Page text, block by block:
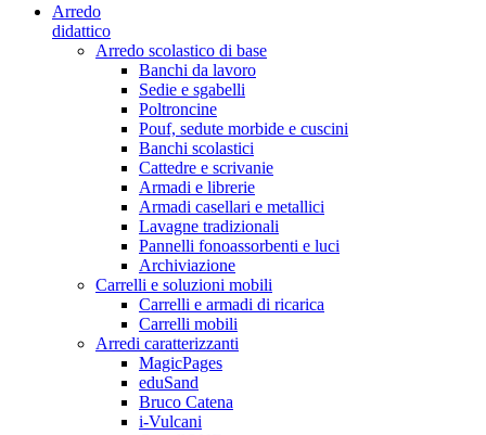
Arredo
didattico
Arredo scolastico di base
Banchi da lavoro
Sedie e sgabelli
Poltroncine
Pouf, sedute morbide e cuscini
Banchi scolastici
Cattedre e scrivanie
Armadi e librerie
Armadi casellari e metallici
Lavagne tradizionali
Pannelli fonoassorbenti e luci
Archiviazione
Carrelli e soluzioni mobili
Carrelli e armadi di ricarica
Carrelli mobili
Arredi caratterizzanti
MagicPages
eduSand
Bruco Catena
i-Vulcani